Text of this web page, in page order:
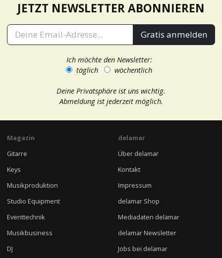
JETZT NEWSLETTER ABONNIEREN
Gratis anmelden
Ich möchte den Newsletter:
täglich
wöchentlich
Deine Privatsphäre ist uns wichtig.
Abmeldung ist jederzeit möglich.
Magazin
Gitarre
Keys
Musikproduktion
Studio Equipment
Eventtechnik
Musikbusiness
DJ
delamar
Über delamar
Kontakt
Impressum
delamar Shop
Mediadaten delamar
delamar Newsletter
Jobs bei delamar